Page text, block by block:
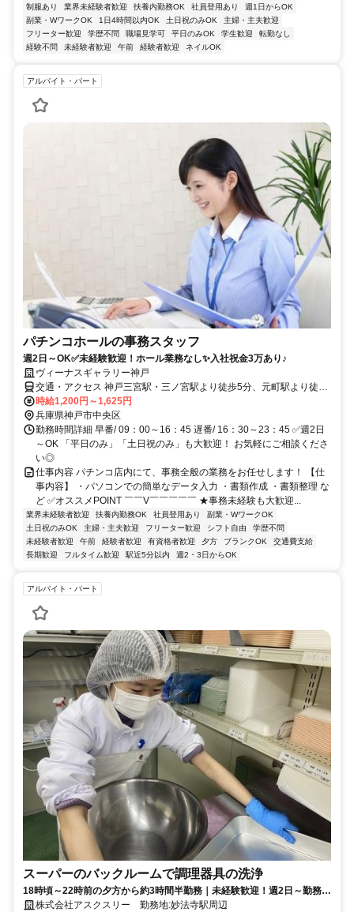
制服あり 業界未経験者歓迎 扶養内勤務OK 社員登用あり
週1日からOK
副業・WワークOK
1日4時間以内OK 土日祝のみOK
主婦・主夫歓迎
フリーター歓迎
学歴不問 職場見学可 平日のみOK 学生歓迎
転勤なし
経験不問
未経験者歓迎 午前 経験者歓迎 ネイルOK
アルバイト・パート
パチンコホールの事務スタッフ
週2日～OK✅未経験歓迎！ホール業務なし✨入社祝金3万あり♪
ヴィーナスギャラリー神戸
交通・アクセス 神戸三宮駅・三ノ宮駅より徒歩5分、元町駅より徒歩
7分
時給1,200円～1,625円
兵庫県神戸市中央区
勤務時間詳細 早番/ 09：00～16：45 遅番/ 16：30～23：45 ✅週2日
～OK 「平日のみ」「土日祝のみ」も大歓迎！ お気軽にご相談くださ
い◎
仕事内容 パチンコ店内にて、事務全般の業務をお任せします！ 【仕
事内容】 ・パソコンでの簡単なデータ入力 ・書類作成 ・書類整理 な
ど ✅オススメPOINT ￣￣V￣￣￣￣￣ ★事務未経験も大歓迎...
業界未経験者歓迎 扶養内勤務OK 社員登用あり
副業・WワークOK
土日祝のみOK
主婦・主夫歓迎 フリーター歓迎 シフト自由
学歴不問
未経験者歓迎
午前 経験者歓迎 有資格者歓迎 夕方 ブランクOK
交通費支給
長期歓迎
フルタイム歓迎 駅近5分以内 週2・3日からOK
アルバイト・パート
スーパーのバックルームで調理器具の洗浄
18時頃～22時前の夕方から約3時間半勤務｜未経験歓迎！週2日～勤務
OK！終わった後はサッと帰宅！ Wワーク可！
株式会社アスクスリー 勤務地:妙法寺駅周辺